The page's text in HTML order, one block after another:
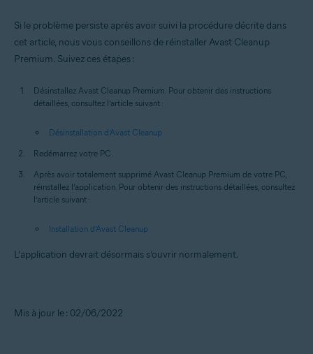
Si le problème persiste après avoir suivi la procédure décrite dans
cet article, nous vous conseillons de réinstaller Avast Cleanup
Premium. Suivez ces étapes :
Désinstallez Avast Cleanup Premium. Pour obtenir des instructions
détaillées, consultez l’article suivant :
Désinstallation d’Avast Cleanup
Redémarrez votre PC.
Après avoir totalement supprimé Avast Cleanup Premium de votre PC,
réinstallez l’application. Pour obtenir des instructions détaillées, consultez
l’article suivant :
Installation d’Avast Cleanup
L’application devrait désormais s’ouvrir normalement.
Mis à jour le : 02/06/2022